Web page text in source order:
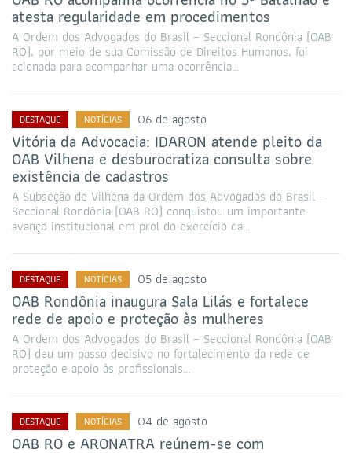
atesta regularidade em procedimentos
A Ordem dos Advogados do Brasil – Seccional Rondônia (OAB
RO), por meio de sua Comissão de Direitos Humanos, foi
acionada para acompanhar uma ocorrência…
DESTAQUE NOTÍCIAS 06 de agosto
Vitória da Advocacia: IDARON atende pleito da
OAB Vilhena e desburocratiza consulta sobre
existência de cadastros
A Subseção de Vilhena da Ordem dos Advogados do Brasil –
Seccional Rondônia (OAB RO) conquistou um importante
avanço institucional em prol do exercício da…
DESTAQUE NOTÍCIAS 05 de agosto
OAB Rondônia inaugura Sala Lilás e fortalece
rede de apoio e proteção às mulheres
A Ordem dos Advogados do Brasil – Seccional Rondônia (OAB
RO) deu um passo decisivo no fortalecimento da rede de
proteção e apoio às profissionais…
DESTAQUE NOTÍCIAS 04 de agosto
OAB RO e ARONATRA reúnem-se com